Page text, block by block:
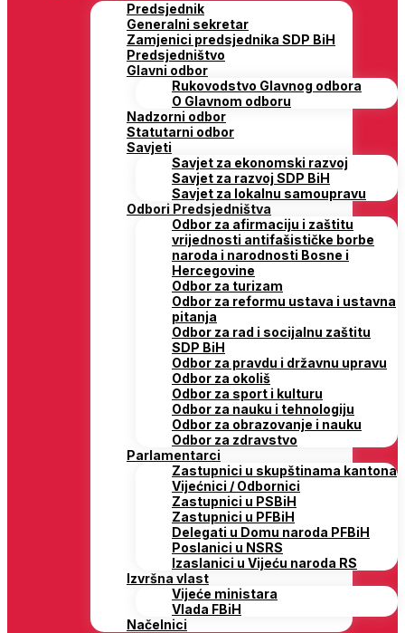
Predsjednik
Generalni sekretar
Zamjenici predsjednika SDP BiH
Predsjedništvo
Glavni odbor
Rukovodstvo Glavnog odbora
O Glavnom odboru
Nadzorni odbor
Statutarni odbor
Savjeti
Savjet za ekonomski razvoj
Savjet za razvoj SDP BiH
Savjet za lokalnu samoupravu
Odbori Predsjedništva
Odbor za afirmaciju i zaštitu
vrijednosti antifašističke borbe
naroda i narodnosti Bosne i
Hercegovine
Odbor za turizam
Odbor za reformu ustava i ustavna
pitanja
Odbor za rad i socijalnu zaštitu
SDP BiH
Odbor za pravdu i državnu upravu
Odbor za okoliš
Odbor za sport i kulturu
Odbor za nauku i tehnologiju
Odbor za obrazovanje i nauku
Odbor za zdravstvo
Parlamentarci
Zastupnici u skupštinama kantona
Vijećnici / Odbornici
Zastupnici u PSBiH
Zastupnici u PFBiH
Delegati u Domu naroda PFBiH
Poslanici u NSRS
Izaslanici u Vijeću naroda RS
Izvršna vlast
Vijeće ministara
Vlada FBiH
Načelnici